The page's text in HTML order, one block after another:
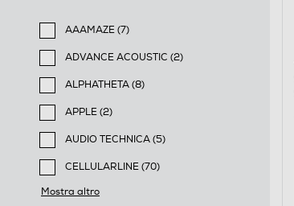
AAAMAZE (7)
Filtra per Marca: AAAMAZE
ADVANCE ACOUSTIC (2)
Filtra per Marca: ADVANCE ACOUSTIC
ALPHATHETA (8)
Filtra per Marca: ALPHATHETA
APPLE (2)
Filtra per Marca: APPLE
AUDIO TECHNICA (5)
Filtra per Marca: AUDIO TECHNICA
CELLULARLINE (70)
Filtra per Marca: CELLULARLINE
Mostra altro